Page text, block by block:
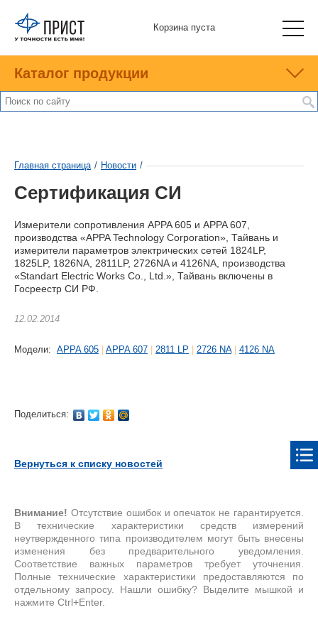
Корзина пуста
Каталог продукции
Главная страница / Новости /
Сертификация СИ
Измерители сопротивления APPA 605 и APPA 607,
производства «APPA Technology Corporation», Тайвань и
измерители параметров электрических сетей 1824LP,
1825LP, 1826NA, 2811LP, 2726NA и 4126NA, производства
«Standart Electric Works Co., Ltd.», Тайвань включены в
Госреестр СИ РФ.
12.02.2014
Модели: APPA 605 APPA 607 2811 LP 2726 NA 4126 NA
Поделиться:
Вернуться к списку новостей
Внимание! Отсутствие ошибок и опечаток не гарантируется.
В технические характеристики средств измерений
неутвержденного типа производителем могут быть внесены
изменения без предварительного уведомления.
Соответствие важных параметров требует уточнения.
Полные технические характеристики предоставляются по
отдельному запросу. Нашли ошибку? Выделите мышкой и
нажмите Ctrl+Enter.